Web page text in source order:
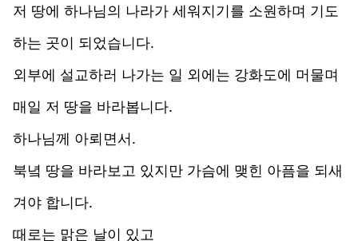
저 땅에 하나님의 나라가 세워지기를 소원하며 기도
하는 곳이 되었습니다.
외부에 설교하러 나가는 일 외에는 강화도에 머물며
매일 저 땅을 바라봅니다.
하나님께 아뢰면서.
북녘 땅을 바라보고 있지만 가슴에 맺힌 아픔을 되새
겨야 합니다.
때로는 맑은 날이 있고